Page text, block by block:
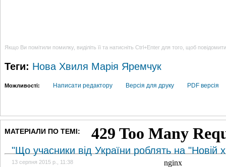
Якщо Ви помітили помилку, виділіть її та натисніть Ctrl+Enter для того, щоб
Теги: Нова Хвиля Марія Яремчук
Можливості: Написати редактору Версія для друку PDF версія
МАТЕРІАЛИ ПО ТЕМІ:
"Що учасники від України роблять на "Новій
13 серпня 2015 р., 11:38